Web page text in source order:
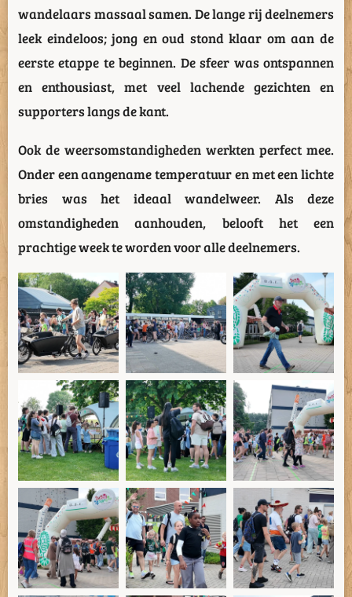
wandelaars massaal samen. De lange rij deelnemers
leek eindeloos; jong en oud stond klaar om aan de
eerste etappe te beginnen. De sfeer was ontspannen
en enthousiast, met veel lachende gezichten en
supporters langs de kant.
Ook de weersomstandigheden werkten perfect mee.
Onder een aangename temperatuur en met een lichte
bries was het ideaal wandelweer. Als deze
omstandigheden aanhouden, belooft het een
prachtige week te worden voor alle deelnemers.